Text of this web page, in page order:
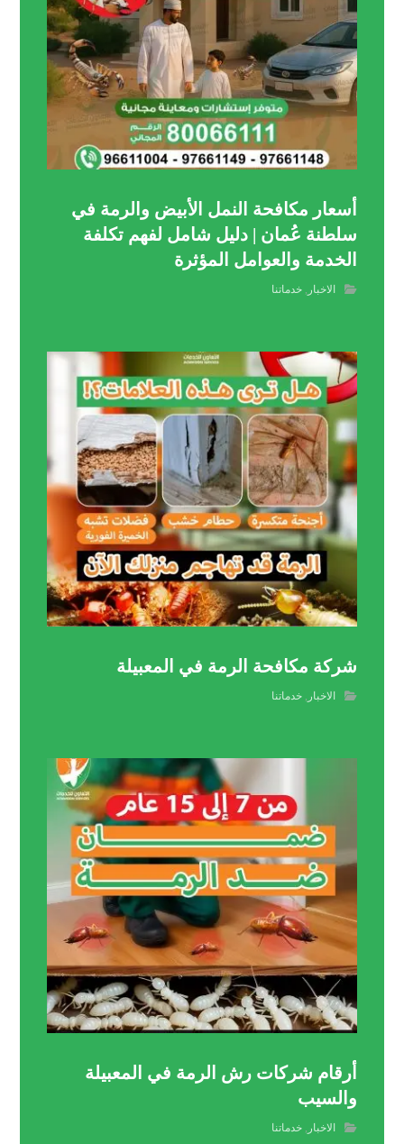
أسعار مكافحة النمل الأبيض والرمة في
سلطنة عُمان | دليل شامل لفهم تكلفة
الخدمة والعوامل المؤثرة
الاخبار ,خدماتنا
شركة مكافحة الرمة في المعبيلة
الاخبار ,خدماتنا
أرقام شركات رش الرمة في المعبيلة
والسيب
الاخبار ,خدماتنا